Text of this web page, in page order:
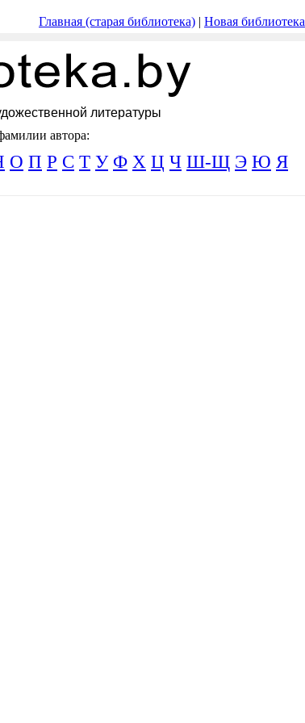
Главная (старая библиотека) | Новая библиотека
литературы
автора:
О П Р С Т У Ф Х Ц Ч Ш-Щ Э Ю Я